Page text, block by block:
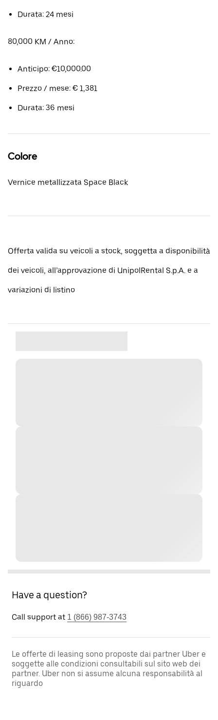
Durata: 24 mesi
80,000 KM / Anno:
Anticipo: €10,000.00
Prezzo / mese: € 1,381
Durata: 36 mesi
Colore
Vernice metallizzata Space Black
Offerta valida su veicoli a stock, soggetta a disponibilità
dei veicoli, all’approvazione di UnipolRental S.p.A. e a
variazioni di listino
Have a question?
Call support at 1 (866) 987-3743
Le offerte di leasing sono proposte dai partner Uber e
soggette alle condizioni consultabili sul sito web dei
partner. Uber non si assume alcuna responsabilità al
riguardo